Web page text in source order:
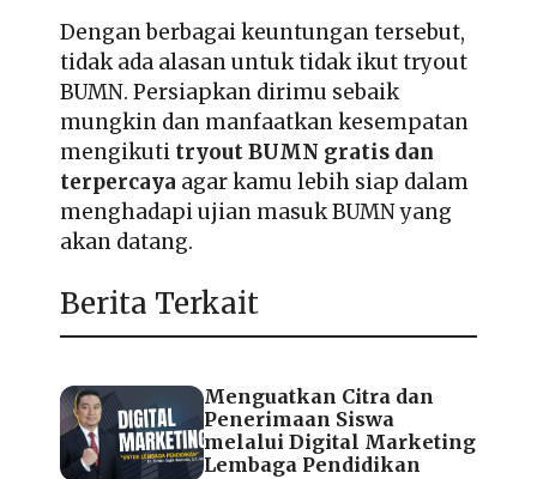
Dengan berbagai keuntungan tersebut,
tidak ada alasan untuk tidak ikut tryout
BUMN. Persiapkan dirimu sebaik
mungkin dan manfaatkan kesempatan
mengikuti tryout BUMN gratis dan
terpercaya agar kamu lebih siap dalam
menghadapi ujian masuk BUMN yang
akan datang.
Berita Terkait
Menguatkan Citra dan
Penerimaan Siswa
melalui Digital Marketing
Lembaga Pendidikan